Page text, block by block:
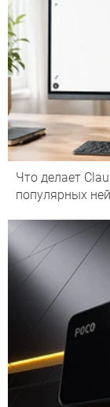
Что делает
популярных